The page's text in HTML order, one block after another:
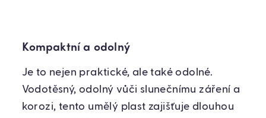
Kompaktní a odolný
Je to nejen praktické, ale také odolné.
Vodotěsný, odolný vůči slunečnímu záření a
korozi, tento umělý plast zajišťuje dlouhou